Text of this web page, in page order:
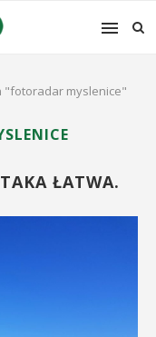
"fotoradar myslenice"
ŁATWA.